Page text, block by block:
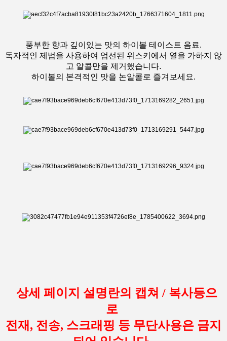
풍부한 향과 깊이있는 맛의 하이볼 테이스트 음료.
독자적인 제법을 사용하여 엄선된 위스키에서 열을 가하지 않
고 알콜만을 제거했습니다.
하이볼의 본격적인 맛을 논알콜로 즐겨보세요.
상세 페이지 설명란의 캡쳐 / 복사등으
로
전재, 전송, 스크래핑 등 무단사용은 금지